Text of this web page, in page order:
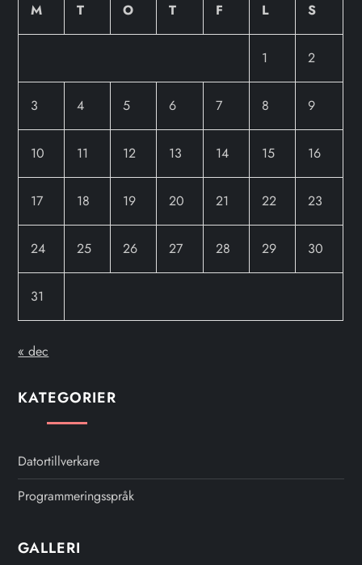
M
T O T F L S
1 2
3 4 5 6 7 8 9
10 11 12 13 14 15 16
17 18 19 20 21 22 23
24 25 26 27 28 29 30
31
« dec
KATEGORIER
Datortillverkare
Programmeringsspråk
GALLERI